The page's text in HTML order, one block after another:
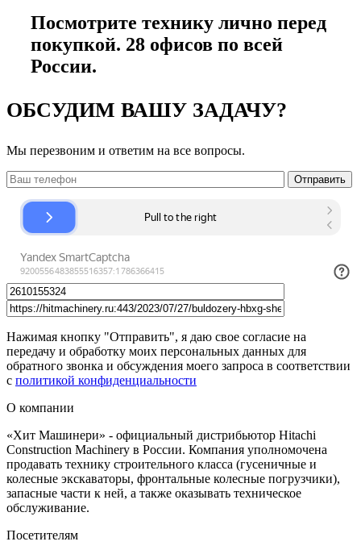
Посмотрите технику лично перед
покупкой. 28 офисов по всей
России.
ОБСУДИМ ВАШУ ЗАДАЧУ?
Мы перезвоним и ответим на все вопросы.
Нажимая кнопку "Отправить", я даю свое согласие на
передачу и обработку моих персональных данных для
обратного звонка и обсуждения моего запроса в соответствии
с политикой конфиденциальности
О компании
«Хит Машинери» - официальный дистрибьютор Hitachi
Construction Machinery в России. Компания уполномочена
продавать технику строительного класса (гусеничные и
колесные экскаваторы, фронтальные колесные погрузчики),
запасные части к ней, а также оказывать техническое
обслуживание.
Посетителям